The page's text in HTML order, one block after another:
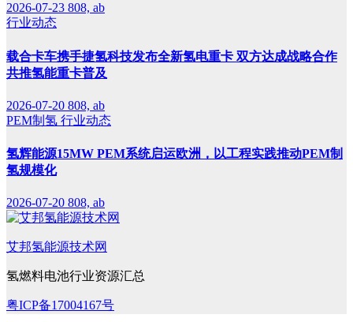
2026-07-23 808, ab
行业动态
载合卡车携手捷氢科技发布全新氢电重卡 双方达成战略合作
共推氢能重卡普及
2026-07-20 808, ab
PEM制氢 行业动态
氢辉能源15MW PEM系统启运欧洲，以工程实践推动PEM制
氢规模化
2026-07-20 808, ab
艾邦氢能源技术网
氢燃料电池行业资源汇总
粤ICP备17004167号